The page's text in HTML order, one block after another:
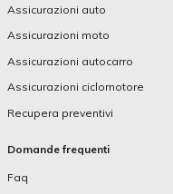
Assicurazioni auto
Assicurazioni moto
Assicurazioni autocarro
Assicurazioni ciclomotore
Recupera preventivi
Domande frequenti
Faq